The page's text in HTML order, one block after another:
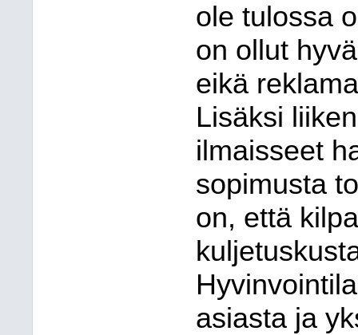
ole tulossa
on ollut
eikä
Lisäksi
ilmaisseet
sopimusta
on, että
asiasta ja